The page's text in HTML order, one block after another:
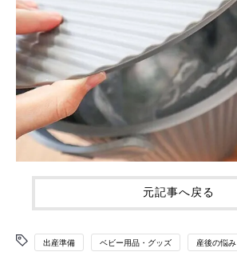
元記事へ戻る
出産準備 ベビー用品・グッズ 産後の悩み